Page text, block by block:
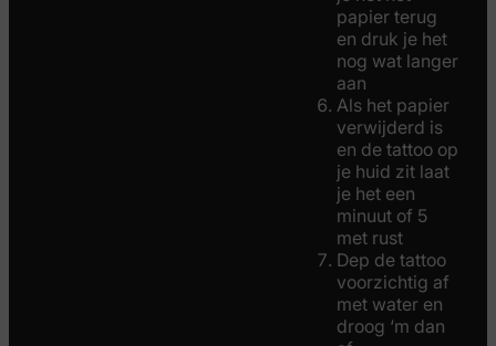
papier terug
en druk je het
nog wat langer
aan
Als het papier
verwijderd is
en de tattoo op
je huid zit laat
je het een
minuut of 5
met rust
Dep de tattoo
voorzichtig af
met water en
droog ‘m dan